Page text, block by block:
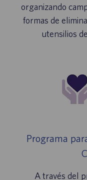
organizando
formas de
utensilios
Programa
A través del